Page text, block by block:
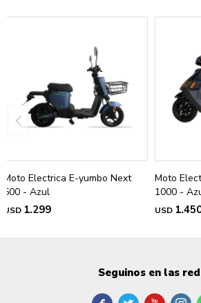
Moto Electrica E-yumbo Next
500 - Azul
USD 1.299
Moto
1000 -
USD
Seguinos en las